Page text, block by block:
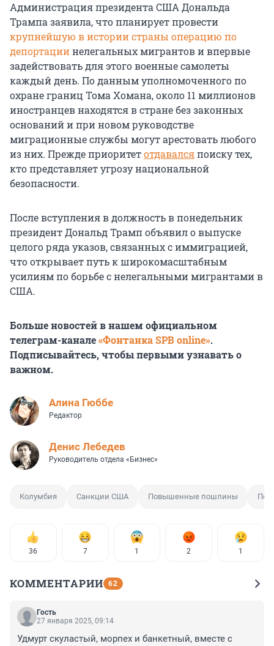
Администрация президента США Дональда
Трампа заявила, что планирует провести
крупнейшую в истории страны операцию по
депортациинелегальных мигрантов и впервые
задействовать для этого военные самолеты
каждый день. По данным уполномоченного по
охране границ Тома Хомана, около 11 миллионов
иностранцев находятся в стране без законных
оснований и при новом руководстве
миграционные службы могут арестовать любого
из них. Прежде приоритетотдавалсяпоиску тех,
кто представляет угрозу национальной
безопасности.
После вступления в должность в понедельник
президент Дональд Трамп объявил о выпуске
целого ряда указов, связанных с иммиграцией,
что открывает путь к широкомасштабным
усилиям по борьбе с нелегальными мигрантами в
США.
Больше новостей в нашем официальном
телеграм-канале«Фонтанка SPB online».
Подписывайтесь, чтобы первыми узнавать о
важном.
Алина Гюббе
Редактор
Денис Лебедев
Руководитель отдела «Бизнес»
Колумбия Санкции США Повышенные пошлины
36 7 1 2 1
КОММЕНТАРИИ 62
Гость
27 января 2025, 09:14
Удмурт скуластый, морпех и банкетный, вместе с